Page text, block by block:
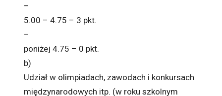
–
5.00 – 4.75 – 3 pkt.
–
poniżej 4.75 – 0 pkt.
b)
Udział w olimpiadach, zawodach i konkursach
międzynarodowych itp. (w roku szkolnym